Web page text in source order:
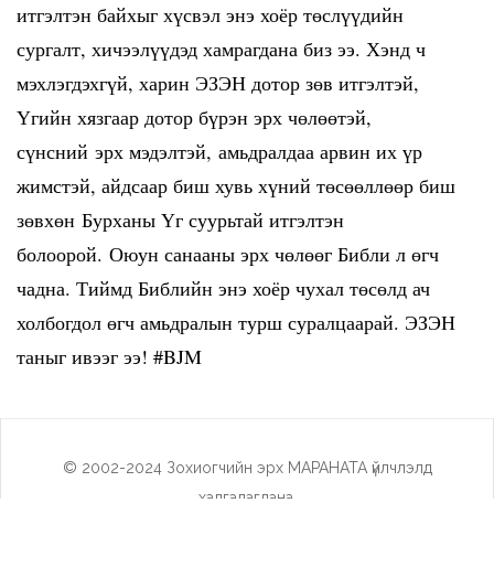
итгэлтэн байхыг хүсвэл энэ хоёр төслүүдийн
сургалт, хичээлүүдэд хамрагдана биз ээ. Хэнд ч
мэхлэгдэхгүй, харин ЭЗЭН дотор зөв итгэлтэй,
Үгийн хязгаар дотор бүрэн эрх чөлөөтэй,
сүнсний эрх мэдэлтэй, амьдралдаа арвин их үр
жимстэй, айдсаар биш хувь хүний төсөөллөөр биш
зөвхөн Бурханы Үг суурьтай итгэлтэн
болоорой. Оюун санааны эрх чөлөөг Библи л өгч
чадна. Тиймд Библийн энэ хоёр чухал төсөлд ач
холбогдол өгч амьдралын турш суралцаарай. ЭЗЭН
таныг ивээг ээ! #BJM
© 2002-2024 Зохиогчийн эрх МАРАНАТА үйлчлэлд
хадгалагдана.